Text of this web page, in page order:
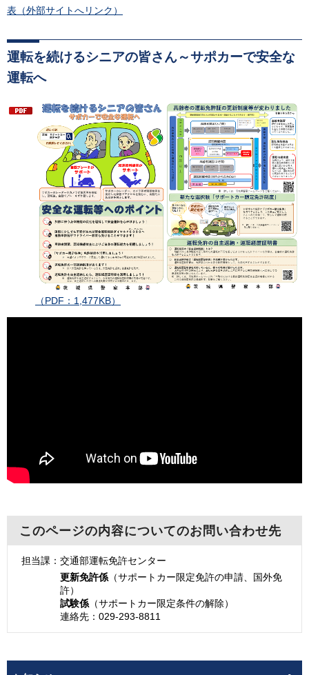
表（外部サイトへリンク）
運転を続けるシニアの皆さん～サポカーで安全な
運転へ
（PDF：1,477KB）
このページの内容についてのお問い合わせ先
担当課：交通部運転免許センター
更新免許係 （サポートカー限定免許の申請、国外免
許）
試験係 （サポートカー限定条件の解除）
連絡先：029-293-8811